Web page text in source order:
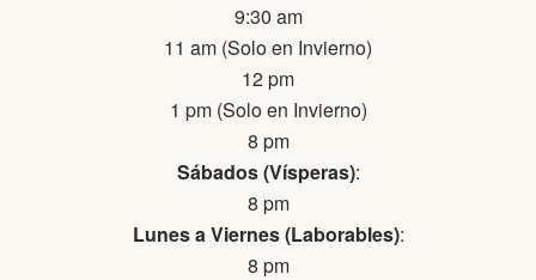
9:30 am
11 am (Solo en Invierno)
12 pm
1 pm (Solo en Invierno)
8 pm
Sábados (Vísperas):
8 pm
Lunes a Viernes (Laborables):
8 pm